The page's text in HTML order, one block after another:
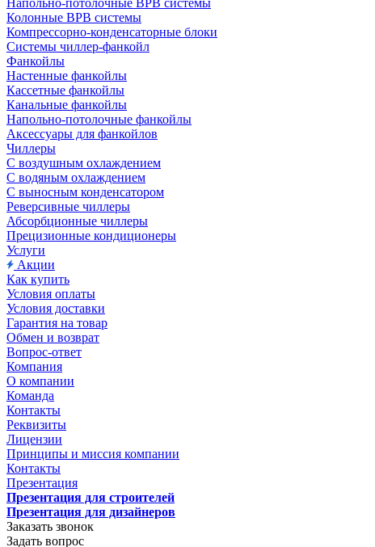
Напольно-потолочные ВРВ системы
Колонные ВРВ системы
Компрессорно-конденсаторные блоки
Системы чиллер-фанкойл
Фанкойлы
Настенные фанкойлы
Кассетные фанкойлы
Канальные фанкойлы
Напольно-потолочные фанкойлы
Аксессуары для фанкойлов
Чиллеры
С воздушным охлаждением
С водяным охлаждением
С выносным конденсатором
Реверсивные чиллеры
Абсорбционные чиллеры
Прецизионные кондиционеры
Услуги
Акции
Как купить
Условия оплаты
Условия доставки
Гарантия на товар
Обмен и возврат
Вопрос-ответ
Компания
О компании
Команда
Контакты
Реквизиты
Лицензии
Принципы и миссия компании
Контакты
Презентация
Презентация для строителей
Презентация для дизайнеров
Заказать звонок
Задать вопрос